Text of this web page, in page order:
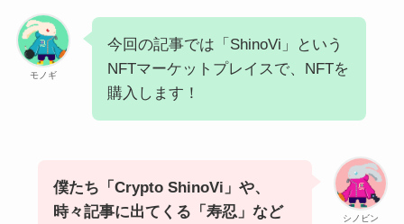
モノギ
今回の記事では「ShinoVi」という
NFTマーケットプレイスで、NFTを
購入します！
シノビン
僕たち「Crypto ShinoVi」や、
時々記事に出てくる「寿忍」など